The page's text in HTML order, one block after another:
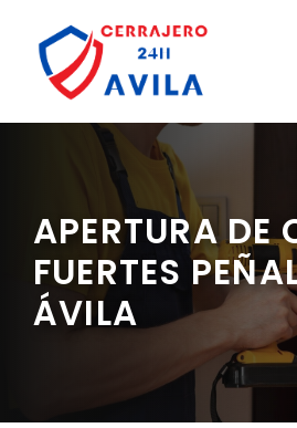
contenido
APERTURA DE
FUERTES
ÁVILA